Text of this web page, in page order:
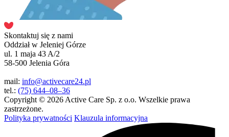
Skontaktuj się z nami
Oddział w Jeleniej Górze
ul. 1 maja 43 A/2
58-500 Jelenia Góra
mail: info@activecare24.pl
tel.: (75) 644–08–36
Copyright © 2026 Active Care Sp. z o.o. Wszelkie prawa
zastrzeżone.
Polityka prywatności Klauzula informacyjna